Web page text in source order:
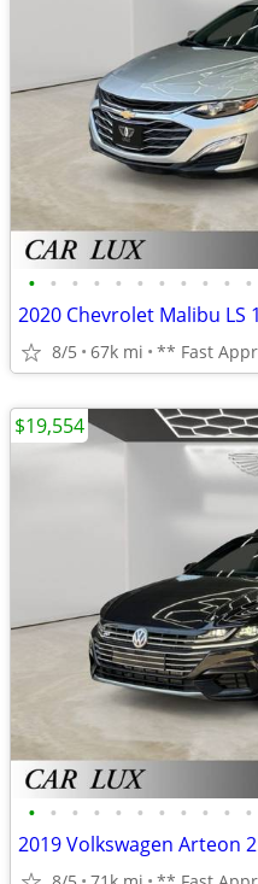
• • • • • • • • • • •
2020 Chevrolet Malibu
8/5 67k mi ** Fast
• • • • • • • • • • •
$19,554